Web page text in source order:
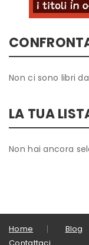
Non ci sono libri
LA TUA
Non hai ancora
Home Blog